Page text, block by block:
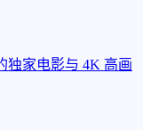
独家电影与 4K 高画